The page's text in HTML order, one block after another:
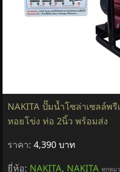
NAKITA ปั๊มน้ำโซล่าเซลล์พ
หอยโข่ง ท่อ 2นิ้ว พร้อมส่ง
ราคา: 4,390 บาท
ยี่ห้อ: NAKITA, NAKITA ทุกหม